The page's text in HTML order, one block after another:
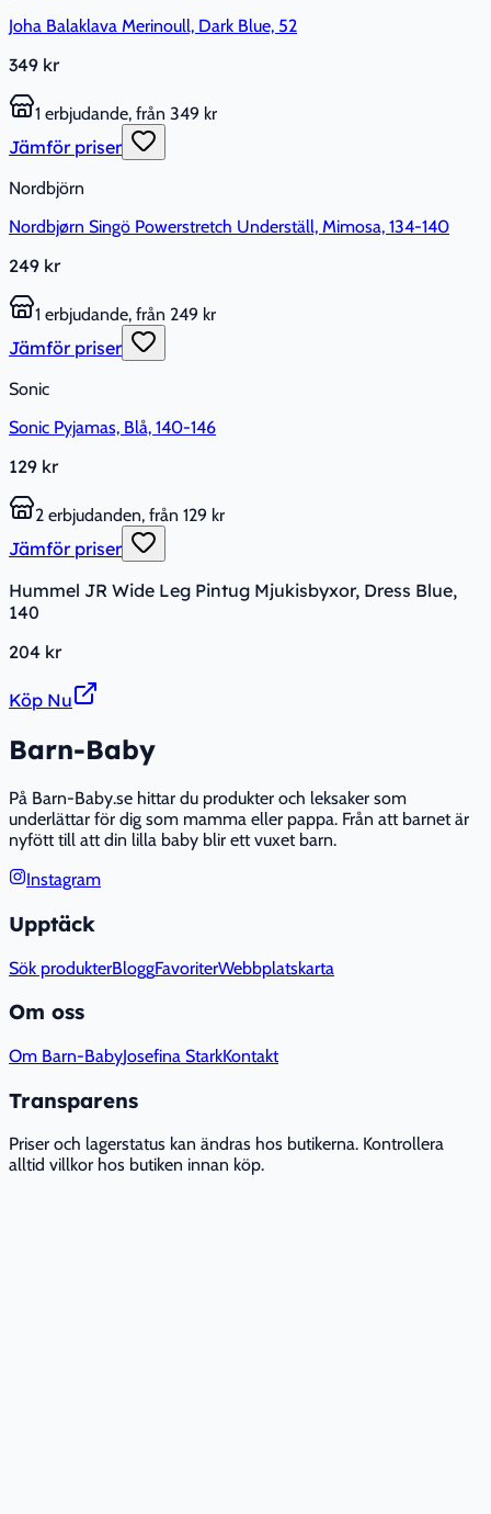
Joha Balaklava Merinoull, Dark Blue, 52
349 kr
1 erbjudande, från 349 kr
Jämför priser
Nordbjörn
Nordbjørn Singö Powerstretch Underställ, Mimosa, 134-140
249 kr
1 erbjudande, från 249 kr
Jämför priser
Sonic
Sonic Pyjamas, Blå, 140-146
129 kr
2 erbjudanden, från 129 kr
Jämför priser
Hummel JR Wide Leg Pintug Mjukisbyxor, Dress Blue,
140
204 kr
Köp Nu
Barn-Baby
På Barn-Baby.se hittar du produkter och leksaker som
underlättar för dig som mamma eller pappa. Från att barnet är
nyfött till att din lilla baby blir ett vuxet barn.
Instagram
Upptäck
Sök produkterBloggFavoriterWebbplatskarta
Om oss
Om Barn-BabyJosefina StarkKontakt
Transparens
Priser och lagerstatus kan ändras hos butikerna. Kontrollera
alltid villkor hos butiken innan köp.